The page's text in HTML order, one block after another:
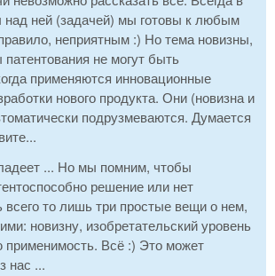
над ней (задачей) мы готовы к любым
неприятным :) Но тема новизны,
не могут быть
применяются инновационные
нового продукта. Они (новизна и
подрузмеваются. Думается
... Но мы помним, чтобы
решение или нет
всего то лишь три простые вещи о нем,
новизну, изобретательский уровень
Всё :) Это может
нас ...